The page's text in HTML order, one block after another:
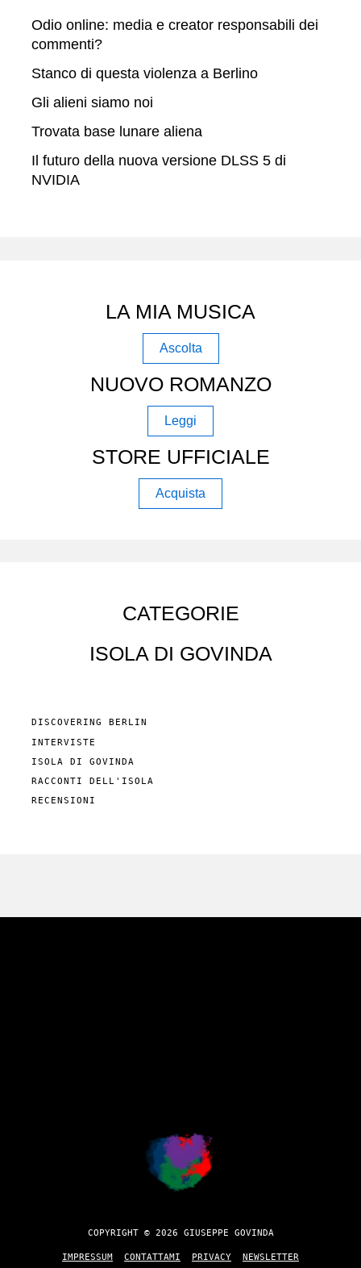
Odio online: media e creator responsabili dei
commenti?
Stanco di questa violenza a Berlino
Gli alieni siamo noi
Trovata base lunare aliena
Il futuro della nuova versione DLSS 5 di
NVIDIA
LA MIA MUSICA
Ascolta
NUOVO ROMANZO
Leggi
STORE UFFICIALE
Acquista
CATEGORIE
ISOLA DI GOVINDA
DISCOVERING BERLIN
INTERVISTE
ISOLA DI GOVINDA
RACCONTI DELL'ISOLA
RECENSIONI
COPYRIGHT © 2026 GIUSEPPE GOVINDA
IMPRESSUM CONTATTAMI PRIVACY NEWSLETTER